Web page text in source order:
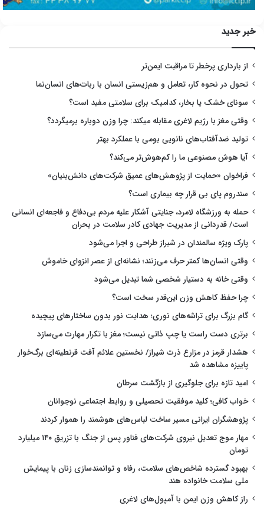
خبر جدید
از بارداری پرخطر تا مراقبت ایمن‌تر
تحول در نحوه کار، تعامل و هم‌زیستی انسان با ربات‌های انسان‌نما
سونای خشک یا بخار، کدامیک برای سلامتی مفید است؟
وقتی مغز با رژیم لاغری مقابله میکند: چرا وزن دوباره برمیگردد؟
تولید ضدآفتاب‌های نانویی بومی با عملکرد بهتر
آیا هوش مصنوعی ما را کم‌هوش‌تر می‌کند؟
فراخوان «حمایت از پژوهش‌های عمیق شرکت‌های دانش‌بنیان»
سندروم پای بی قرار چه بیماری است؟
حمله به ورزشگاه لامرد، جنایتی آشکار علیه مردم بی‌دفاع و فاجعه‌ای انسانی
است/ قدردانی از مدیریت جهادی کادر سلامت در بحران
پارک ویژه سالمندان در شیراز طراحی و اجرا می‌شود
وقتی انسان‌ها کمتر حرف می‌زنند؛ نشانه‌ای از عصر انزوای خاموش
وقتی خانه به دستیار شخصی شما تبدیل می‌شود
چرا حفظ کاهش وزن این‌قدر سخت است؟
گام بزرگ برای تراشه‌های نوری؛ هدایت نور بدون ساختارهای پیچیده
برتری دست راست یا چپ ذاتی نیست؛ مغز با تکرار مهارت می‌سازد
هشدار قرمز در مزارع ذرت شیراز/ نخستین علائم آفت قرنطینه‌ای برگ‌خوار
پاییزه مشاهده شد
امید تازه برای جلوگیری از بازگشت سرطان
خواب کافی؛ کلید موفقیت تحصیلی و روابط اجتماعی نوجوانان
پژوهشگران ایرانی مسیر ساخت لباس‌های هوشمند را هموار کردند
مهار موج تعدیل نیروی شرکت‌های فناور پس از جنگ با تزریق ۱۴۰ میلیارد
تومان
بهبود گسترده شاخص‌های سلامت، رفاه و توانمندسازی زنان با پیمایش
ملی سلامت خانواده هند
راز کاهش وزن ایمن با آمپول‌های لاغری